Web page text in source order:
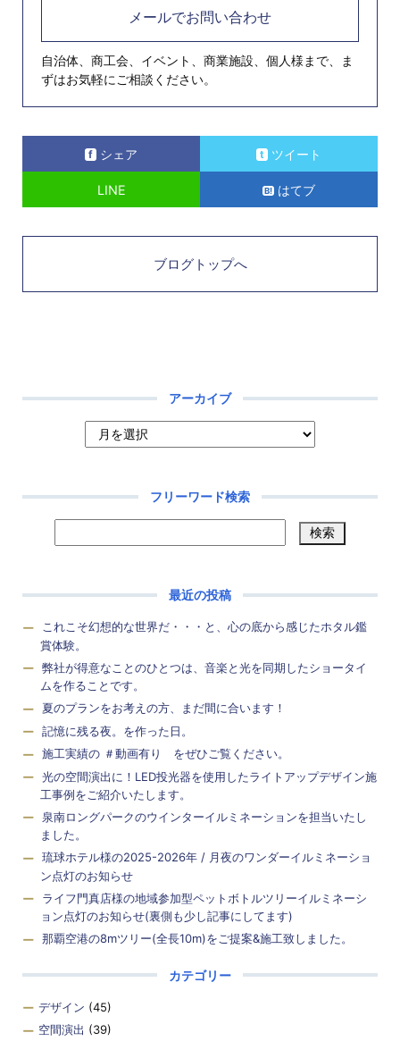
メールでお問い合わせ
自治体、商工会、イベント、商業施設、個人様まで、ま
ずはお気軽にご相談ください。
シェア ツイート
LINE はてブ
ブログトップへ
アーカイブ
フリーワード検索
最近の投稿
これこそ幻想的な世界だ・・・と、心の底から感じたホタル鑑
賞体験。
弊社が得意なことのひとつは、音楽と光を同期したショータイ
ムを作ることです。
夏のプランをお考えの方、まだ間に合います！
記憶に残る夜。を作った日。
施工実績の ＃動画有り をぜひご覧ください。
光の空間演出に！LED投光器を使用したライトアップデザイン施
工事例をご紹介いたします。
泉南ロングパークのウインターイルミネーションを担当いたし
ました。
琉球ホテル様の2025-2026年 / 月夜のワンダーイルミネーショ
ン点灯のお知らせ
ライフ門真店様の地域参加型ペットボトルツリーイルミネーシ
ョン点灯のお知らせ(裏側も少し記事にしてます)
那覇空港の8mツリー(全長10m)をご提案&施工致しました。
カテゴリー
デザイン (45)
空間演出 (39)